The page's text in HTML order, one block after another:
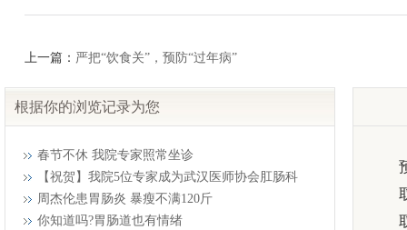
上一篇： 严把“饮食关”，预防“过年病”
根据你的浏览记录为您
春节不休 我院专家照常坐诊
【祝贺】我院5位专家成为武汉医师协会肛肠科
周杰伦患胃肠炎 暴瘦不满120斤
你知道吗?胃肠道也有情绪